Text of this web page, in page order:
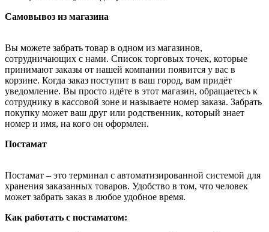
Самовывоз из магазина
Вы можете забрать товар в одном из магазинов,
сотрудничающих с нами. Список торговых точек, которые
принимают заказы от нашей компании появится у вас в
корзине. Когда заказ поступит в ваш город, вам придёт
уведомление. Вы просто идёте в этот магазин, обращаетесь к
сотруднику в кассовой зоне и называете номер заказа. Забрать
покупку может ваш друг или родственник, который знает
номер и имя, на кого он оформлен.
Постамат
Постамат – это терминал с автоматизированной системой для
хранения заказанных товаров. Удобство в том, что человек
может забрать заказ в любое удобное время.
Как работать с постаматом: